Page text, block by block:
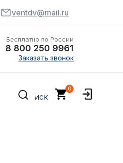
ventdv@mail.ru
Бесплатно по России
8 800 250 9961
Заказать звонок